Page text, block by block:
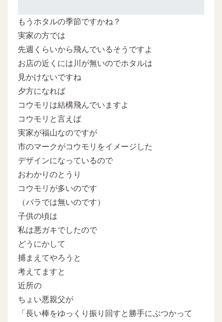
もうホタルの季節ですかね？
実家の方では
先週くらいから飛んでいるそうですよ
お店の近くには川が無いのでホタルは
見かけないですね
夕方になれば
コウモリは結構飛んでいますよ
コウモリと言えば
実家が福山なのですが
市のマークがコウモリをイメージした
デザインになっているので
おわかりのとうり
コウモリが多いのです
（バラでは無いのです）
子供の頃は
私は悪ガキでしたので
どうにかして
捕まえてやろうと
考えてますと
近所の
ちょい悪親父が
「長い棒をゆっくり振り回すと勝手にぶつかって